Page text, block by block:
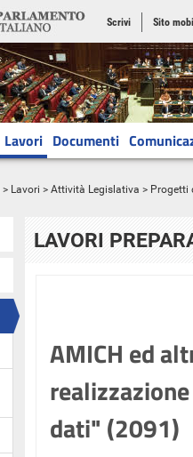
Scrivi Sito
Lavori Documenti
> Lavori > Attività Legislativa > Progetti
LAVORI
AMICH ed
dati" (2091)